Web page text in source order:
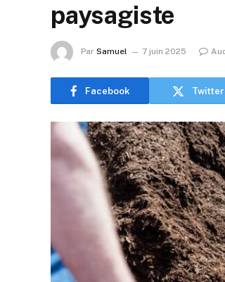
paysagiste
Par Samuel 7 juin 2025
Facebook Twitter